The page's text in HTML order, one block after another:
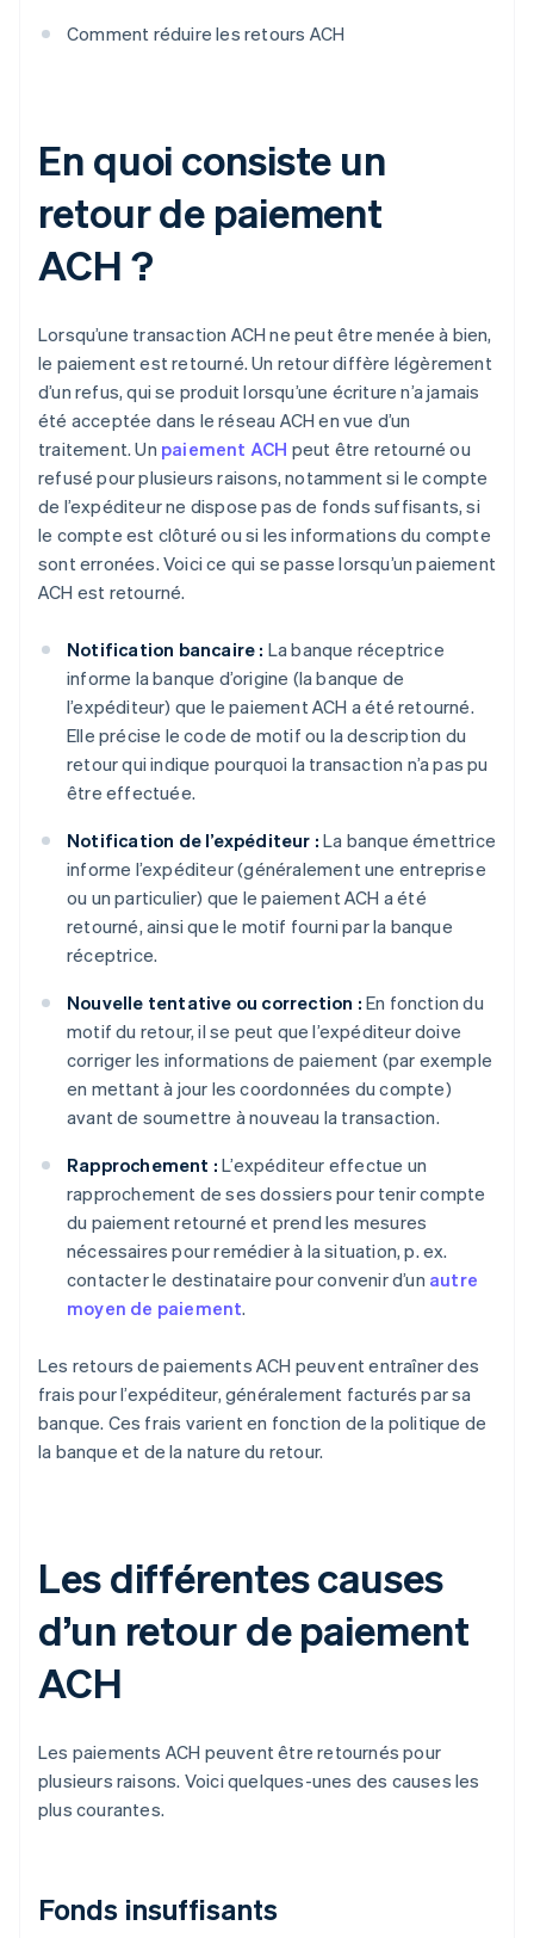
Comment réduire les retours ACH
En quoi consiste un
retour de paiement
ACH ?
Lorsqu’une transaction ACH ne peut être menée à bien,
le paiement est retourné. Un retour diffère légèrement
d’un refus, qui se produit lorsqu’une écriture n’a jamais
été acceptée dans le réseau ACH en vue d’un
traitement. Un paiement ACH peut être retourné ou
refusé pour plusieurs raisons, notamment si le compte
de l’expéditeur ne dispose pas de fonds suffisants, si
le compte est clôturé ou si les informations du compte
sont erronées. Voici ce qui se passe lorsqu’un paiement
ACH est retourné.
Notification bancaire : La banque réceptrice
informe la banque d’origine (la banque de
l’expéditeur) que le paiement ACH a été retourné.
Elle précise le code de motif ou la description du
retour qui indique pourquoi la transaction n’a pas pu
être effectuée.
Notification de l’expéditeur : La banque émettrice
informe l’expéditeur (généralement une entreprise
ou un particulier) que le paiement ACH a été
retourné, ainsi que le motif fourni par la banque
réceptrice.
Nouvelle tentative ou correction : En fonction du
motif du retour, il se peut que l’expéditeur doive
corriger les informations de paiement (par exemple
en mettant à jour les coordonnées du compte)
avant de soumettre à nouveau la transaction.
Rapprochement : L’expéditeur effectue un
rapprochement de ses dossiers pour tenir compte
du paiement retourné et prend les mesures
nécessaires pour remédier à la situation, p. ex.
contacter le destinataire pour convenir d’un autre
moyen de paiement.
Les retours de paiements ACH peuvent entraîner des
frais pour l’expéditeur, généralement facturés par sa
banque. Ces frais varient en fonction de la politique de
la banque et de la nature du retour.
Les différentes causes
d’un retour de paiement
ACH
Les paiements ACH peuvent être retournés pour
plusieurs raisons. Voici quelques-unes des causes les
plus courantes.
Fonds insuffisants